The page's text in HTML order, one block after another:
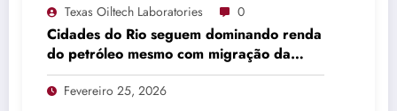
Texas Oiltech Laboratories 0
Cidades do Rio seguem dominando renda
do petróleo mesmo com migração da
produção
Fevereiro 25, 2026